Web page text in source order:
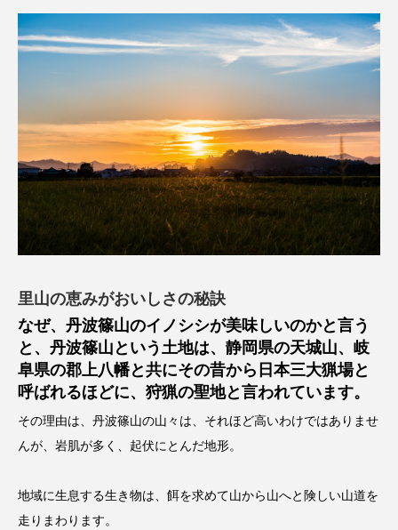
里山の恵みがおいしさの秘訣
なぜ、丹波篠山のイノシシが美味しいのかと言う
と、丹波篠山という土地は、静岡県の天城山、岐
阜県の郡上八幡と共にその昔から日本三大猟場と
呼ばれるほどに、狩猟の聖地と言われています。
その理由は、丹波篠山の山々は、それほど高いわけではありませ
んが、岩肌が多く、起伏にとんだ地形。
地域に生息する生き物は、餌を求めて山から山へと険しい山道を
走りまわります。